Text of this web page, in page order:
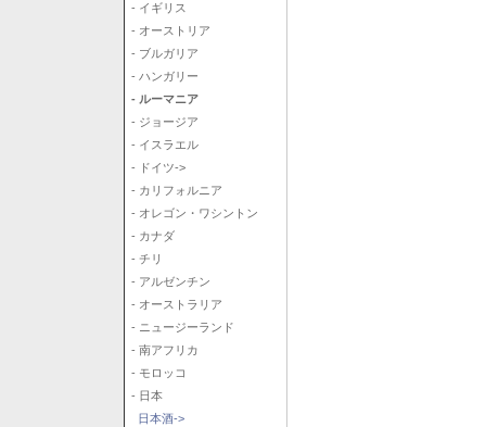
- イギリス
- オーストリア
- ブルガリア
- ハンガリー
- ルーマニア
- ジョージア
- イスラエル
- ドイツ->
- カリフォルニア
- オレゴン・ワシントン
- カナダ
- チリ
- アルゼンチン
- オーストラリア
- ニュージーランド
- 南アフリカ
- モロッコ
- 日本
日本酒->